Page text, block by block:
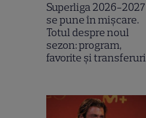
Superliga 2026-2027
se pune în mișcare.
Totul despre noul
sezon: program,
favorite și transferuri